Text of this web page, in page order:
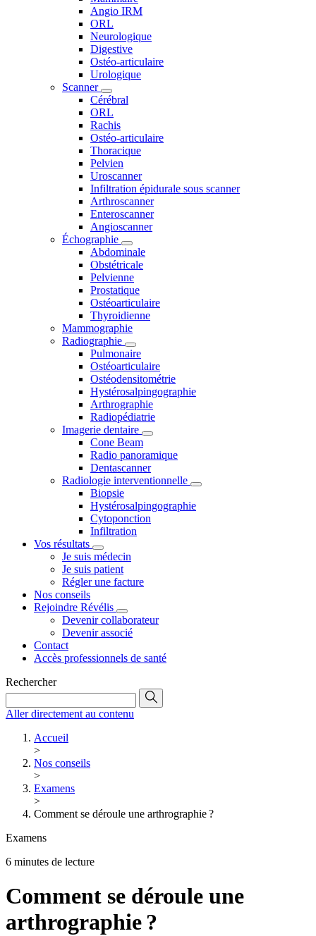
Angio IRM
ORL
Neurologique
Digestive
Ostéo-articulaire
Urologique
Scanner
Cérébral
ORL
Rachis
Ostéo-articulaire
Thoracique
Pelvien
Uroscanner
Infiltration épidurale sous scanner
Arthroscanner
Enteroscanner
Angioscanner
Échographie
Abdominale
Obstétricale
Pelvienne
Prostatique
Ostéoarticulaire
Thyroidienne
Mammographie
Radiographie
Pulmonaire
Ostéoarticulaire
Ostéodensitométrie
Hystérosalpingographie
Arthrographie
Radiopédiatrie
Imagerie dentaire
Cone Beam
Radio panoramique
Dentascanner
Radiologie interventionnelle
Biopsie
Hystérosalpingographie
Cytoponction
Infiltration
Vos résultats
Je suis médecin
Je suis patient
Régler une facture
Nos conseils
Rejoindre Révélis
Devenir collaborateur
Devenir associé
Contact
Accès professionnels de santé
Rechercher
Aller directement au contenu
Accueil
>
Nos conseils
>
Examens
>
Comment se déroule une arthrographie ?
Examens
6 minutes de lecture
Comment se déroule une
arthrographie ?